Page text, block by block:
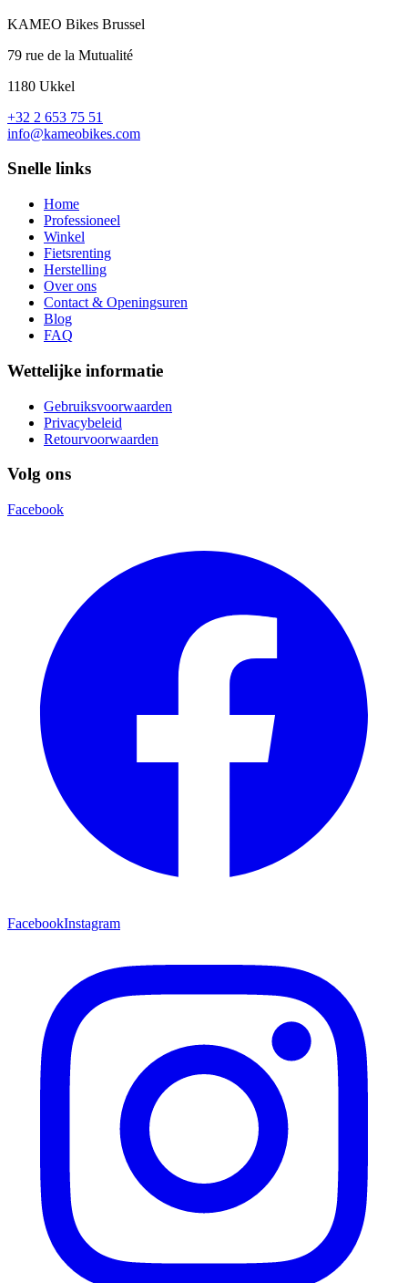
KAMEO Bikes Brussel
79 rue de la Mutualité
1180 Ukkel
+32 2 653 75 51
info@kameobikes.com
Snelle links
Home
Professioneel
Winkel
Fietsrenting
Herstelling
Over ons
Contact & Openingsuren
Blog
FAQ
Wettelijke informatie
Gebruiksvoorwaarden
Privacybeleid
Retourvoorwaarden
Volg ons
Facebook
FacebookInstagram